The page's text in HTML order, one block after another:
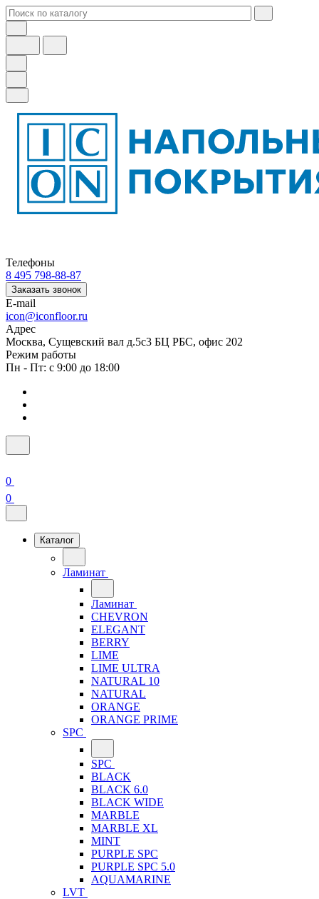
Телефоны
8 495 798-88-87
Заказать звонок
E-mail
icon@iconfloor.ru
Адрес
Москва, Сущевский вал д.5с3 БЦ РБС, офис 202
Режим работы
Пн - Пт: с 9:00 до 18:00
0
0
Каталог
Ламинат
Ламинат
CHEVRON
ELEGANT
BERRY
LIME
LIME ULTRA
NATURAL 10
NATURAL
ORANGE
ORANGE PRIME
SPC
SPC
BLACK
BLACK 6.0
BLACK WIDE
MARBLE
MARBLE XL
MINT
PURPLE SPC
PURPLE SPC 5.0
AQUAMARINE
LVT